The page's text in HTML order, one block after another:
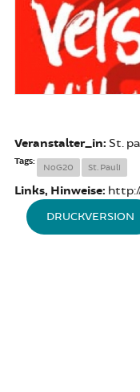
Veranstalter_in: St.
Tags:
NoG20 St. Pauli
Links, Hinweise:
DRUCKVERSION